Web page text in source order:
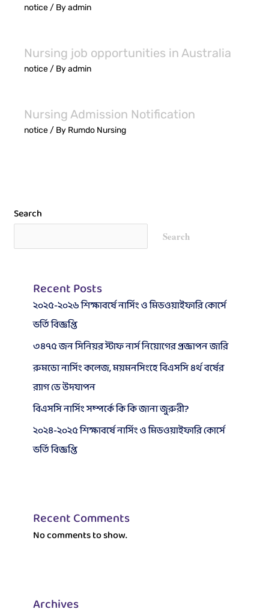
notice/ Byadmin
Nursing job opportunities in Australia
notice/ Byadmin
Nursing Admission Notification
notice/ By Rumdo Nursing
Search
Search
Recent Posts
২০২৫-২০২৬ শিক্ষাবর্ষে নার্সিং ও মিডওয়াইফারি কোর্সে
ভর্তি বিজ্ঞপ্তি
৩৪৭৫ জন সিনিয়র স্টাফ নার্স নিয়োগের প্রজ্ঞাপন জারি
রুমডো নার্সিং কলেজ, ময়মনসিংহে বিএসসি ৪র্থ বর্ষের
র‍্যাগ ডে উদযাপন
বিএসসি নার্সিং সম্পর্কে কি কি জানা জুরুরী?
২০২৪-২০২৫ শিক্ষাবর্ষে নার্সিং ও মিডওয়াইফারি কোর্সে
ভর্তি বিজ্ঞপ্তি
Recent Comments
No comments to show.
Archives